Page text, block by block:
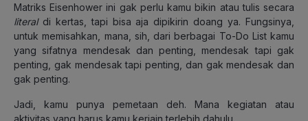
Matriks Eisenhower ini gak perlu kamu bikin atau tulis secara
literal di kertas, tapi bisa aja dipikirin doang ya. Fungsinya,
untuk memisahkan, mana, sih, dari berbagai To-Do List kamu
yang sifatnya mendesak dan penting, mendesak tapi gak
penting, gak mendesak tapi penting, dan gak mendesak dan
gak penting.
Jadi, kamu punya pemetaan deh. Mana kegiatan atau
aktivitas yang harus kamu kerjain terlebih dahulu.